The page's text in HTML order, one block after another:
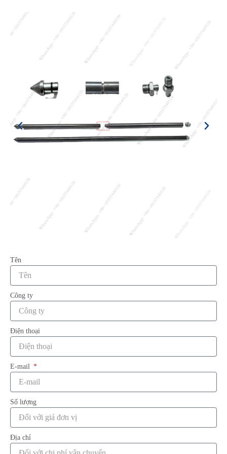
Tên
Công ty
Điện thoại
E-mail
Số lượng
Địa chỉ